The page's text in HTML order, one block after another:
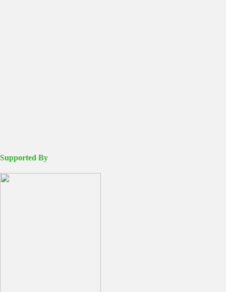
Supported By